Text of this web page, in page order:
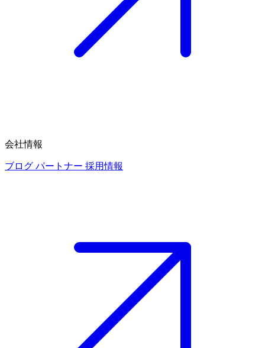
会社情報
ブログ パートナー 採用情報